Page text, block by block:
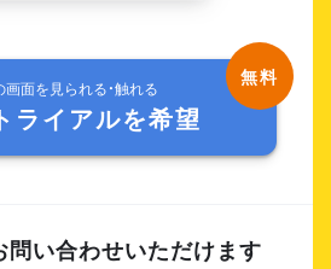
画面を見られる・触れる
ライアルを希望
問い合わせいただけます